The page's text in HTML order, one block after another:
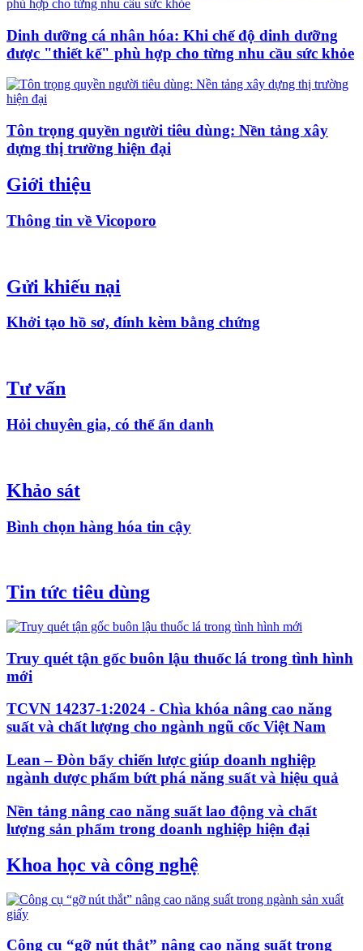
Dinh dưỡng cá nhân hóa: Khi chế độ dinh dưỡng
được "thiết kế" phù hợp cho từng nhu cầu sức khỏe
Tôn trọng quyền người tiêu dùng: Nền tảng xây
dựng thị trường hiện đại
Giới thiệu
Thông tin về Vicoporo
Gửi khiếu nại
Khởi tạo hồ sơ, đính kèm bằng chứng
Tư vấn
Hỏi chuyên gia, có thể ẩn danh
Khảo sát
Bình chọn hàng hóa tin cậy
Tin tức tiêu dùng
Truy quét tận gốc buôn lậu thuốc lá trong tình hình
mới
TCVN 14237-1:2024 - Chìa khóa nâng cao năng
suất và chất lượng cho ngành ngũ cốc Việt Nam
Lean – Đòn bẩy chiến lược giúp doanh nghiệp
ngành dược phẩm bứt phá năng suất và hiệu quả
Nền tảng nâng cao năng suất lao động và chất
lượng sản phẩm trong doanh nghiệp hiện đại
Khoa học và công nghệ
Công cụ “gỡ nút thắt” nâng cao năng suất trong